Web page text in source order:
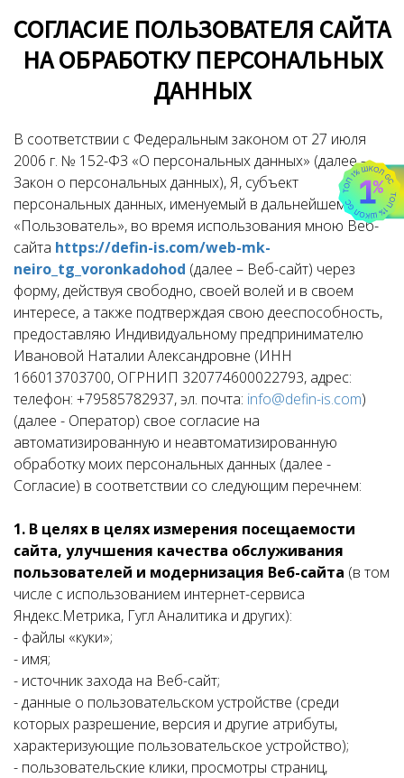
СОГЛАСИЕ ПОЛЬЗОВАТЕЛЯ САЙТА
НА ОБРАБОТКУ ПЕРСОНАЛЬНЫХ
ДАННЫХ
В соответствии с Федеральным законом от 27 июля
2006 г. № 152-ФЗ «О персональных данных» (далее –
Закон о персональных данных), Я, субъект
персональных данных, именуемый в дальнейшем
«Пользователь», во время использования мною Веб-
сайта https://defin-is.com/web-mk-
neiro_tg_voronkadohod (далее – Веб-сайт) через
форму, действуя свободно, своей волей и в своем
интересе, а также подтверждая свою дееспособность,
предоставляю Индивидуальному предпринимателю
Ивановой Наталии Александровне (ИНН
166013703700, ОГРНИП 320774600022793, адрес:
телефон: +79585782937, эл. почта: info@defin-is.com)
(далее - Оператор) свое согласие на
автоматизированную и неавтоматизированную
обработку моих персональных данных (далее -
Согласие) в соответствии со следующим перечнем:
1. В целях в целях измерения посещаемости
сайта, улучшения качества обслуживания
пользователей и модернизация Веб-сайта (в том
числе с использованием интернет-сервиса
Яндекс.Метрика, Гугл Аналитика и других):
- файлы «куки»;
- имя;
- источник захода на Веб-сайт;
- данные о пользовательском устройстве (среди
которых разрешение, версия и другие атрибуты,
характеризующие пользовательское устройство);
- пользовательские клики, просмотры страниц,